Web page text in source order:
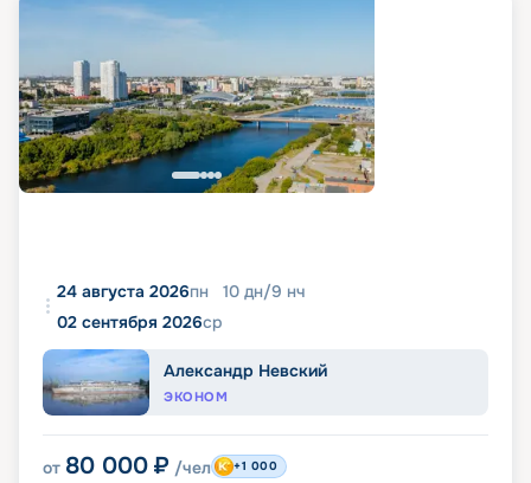
24 августа 2026пн 10 дн/9 нч
02 сентября 2026ср
Александр Невский
ЭКОНОМ
от 80 000 ₽ /чел +1 000